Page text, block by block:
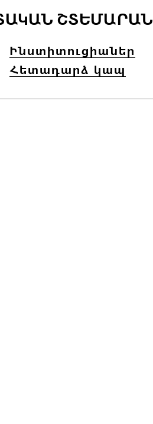
ՇՏԵՄԱՐԱՆ
Ինստիտուցիաներ
Հետադարձ կապ